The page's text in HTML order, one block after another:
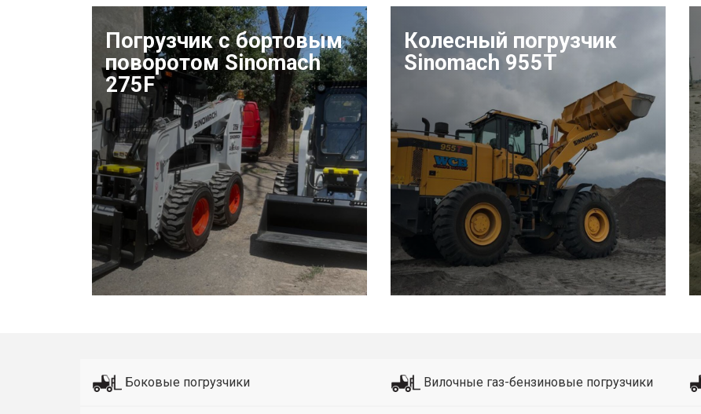
Погрузчик с бортовым
поворотом Sinomach
275F
Колесный погрузчик
Sinomach 955T
Боковые погрузчики Вилочные газ-бензиновые погрузчики